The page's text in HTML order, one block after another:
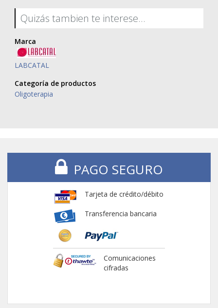
Quizás tambien te interese...
Marca
LABCATAL
Categoría de productos
Oligoterapia
PAGO SEGURO
Tarjeta de crédito/débito
Transferencia bancaria
Comunicaciones
cifradas